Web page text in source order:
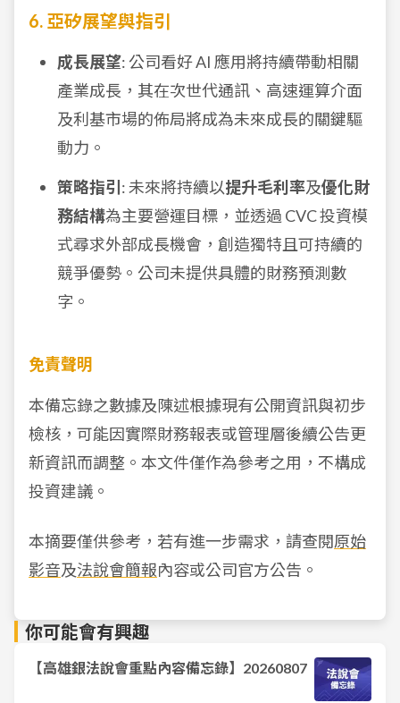
6. 亞矽展望與指引
成長展望: 公司看好 AI 應用將持續帶動相關
產業成長，其在次世代通訊、高速運算介面
及利基市場的佈局將成為未來成長的關鍵驅
動力。
策略指引 : 未來將持續以提升毛利率及優化財
務結構為主要營運目標，並透過 CVC 投資模
式尋求外部成長機會，創造獨特且可持續的
競爭優勢。公司未提供具體的財務預測數
字。
免責聲明
本備忘錄之數據及陳述根據現有公開資訊與初步
檢核，可能因實際財務報表或管理層後續公告更
新資訊而調整。本文件僅作為參考之用，不構成
投資建議。
本摘要僅供參考，若有進一步需求，請查閱原始
影音及法說會簡報內容或公司官方公告。
你可能會有興趣
【高雄銀法說會重點內容備忘錄】20260807